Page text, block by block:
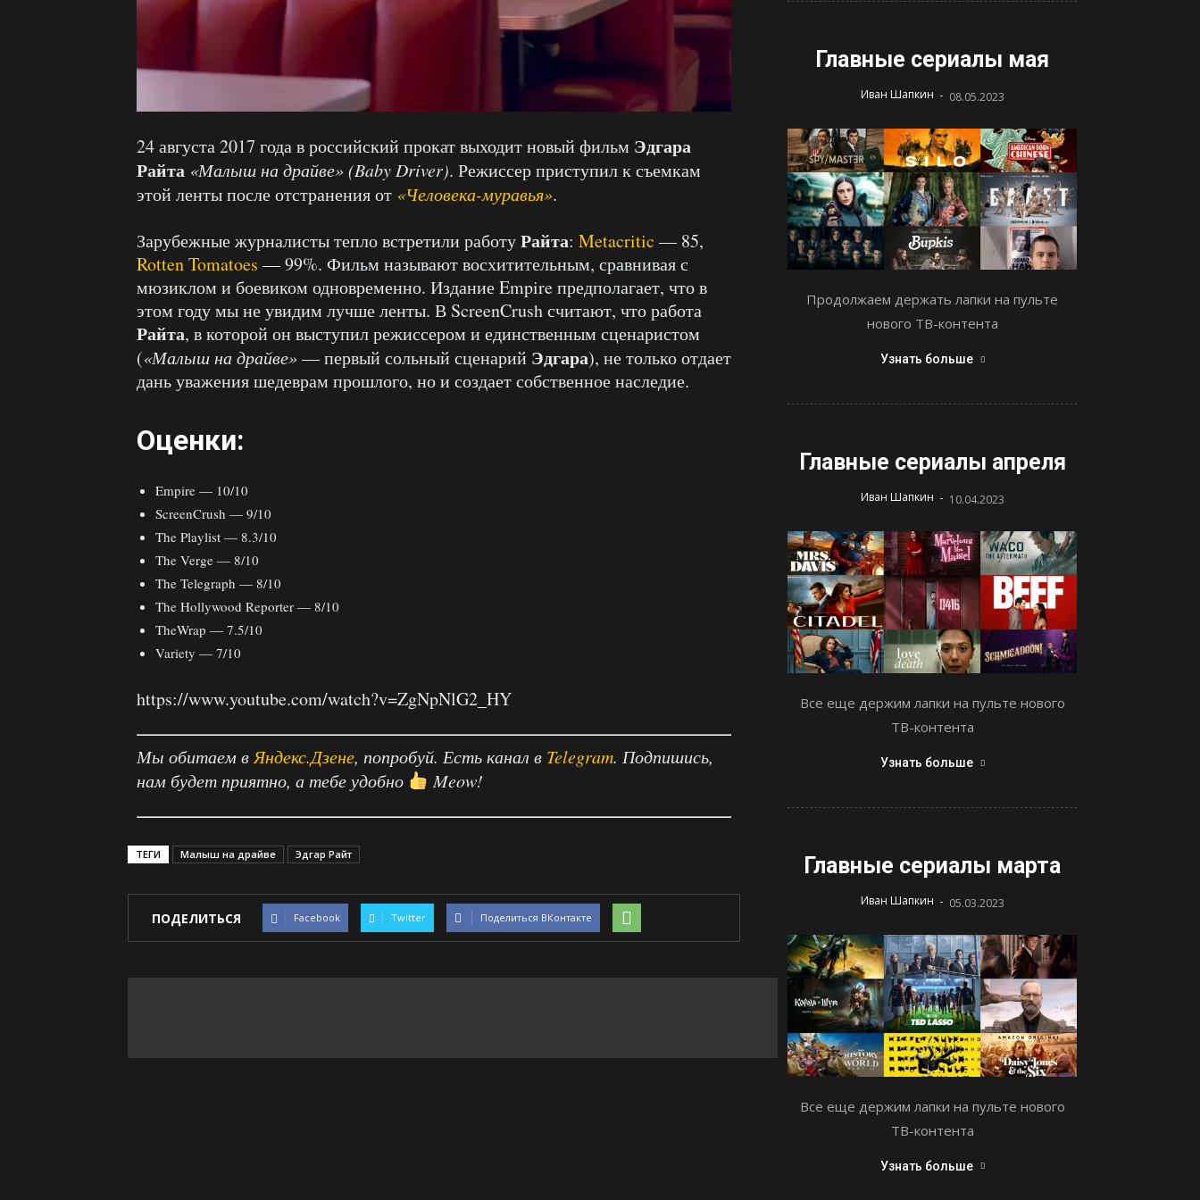
24 августа 2017 года в российский прокат выходит новый фильм Эдгара
Райта «Малыш на драйве» (Baby Driver). Режиссер приступил к съемкам
этой ленты после отстранения от «Человека-муравья».
Зарубежные журналисты тепло встретили работуРайта: Metacritic — 85,
Rotten Tomatoes — 99%. Фильм называют восхитительным, сравнивая с
мюзиклом и боевиком одновременно. Издание Empire предполагает, что в
этом году мы не увидим лучше ленты. В ScreenCrush считают, что работа
Райта, в которой он выступил режиссером и единственным сценаристом
(«Малыш на драйве»— первый сольный сценарий Эдгара), не только отдает
дань уважения шедеврам прошлого, но и создает собственное наследие.
Оценки:
Empire — 10/10
ScreenCrush — 9/10
The Playlist — 8.3/10
The Verge — 8/10
The Telegraph — 8/10
The Hollywood Reporter — 8/10
TheWrap — 7.5/10
Variety — 7/10
https://www.youtube.com/watch?v=ZgNpNlG2_HY
Мы обитаем в Яндекс.Дзене, попробуй. Есть канал в Telegram. Подпишись,
нам будет приятно, а тебе удобно
Meow!
ТЕГИ Малыш на драйве Эдгар Райт
ПОДЕЛИТЬСЯ Facebook Twitter Поделиться ВКонтакте
Главные сериалы мая
Иван Шапкин - 08.05.2023
Продолжаем держать лапки на пульте
нового ТВ-контента
Узнать больше
Главные сериалы апреля
Иван Шапкин - 10.04.2023
Все еще держим лапки на пульте нового
ТВ-контента
Узнать больше
Главные сериалы марта
Иван Шапкин - 05.03.2023
Все еще держим лапки на пульте нового
ТВ-контента
Узнать больше